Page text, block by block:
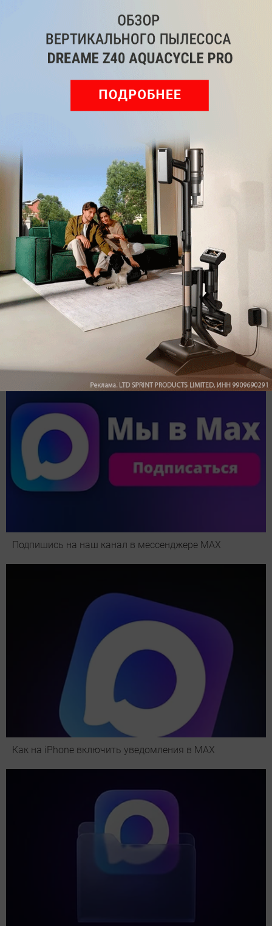
Мы знаем, вам есть что сказать!
ВойдитеилиЗарегистрируйтесь, чтобы
оставить комментарий
Обзор вертикального пылесоса Dreame Z40 AquaCycle
Подпишись на наш канал в мессенджере МАХ
Как на iPhone включить уведомления в MAX